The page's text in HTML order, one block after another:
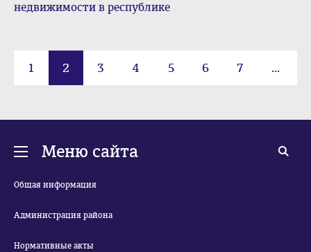
недвижимости в республике
1 2 3 4 5 6 7 ...
Меню сайта
Общая информация
Администрация района
Нормативные акты